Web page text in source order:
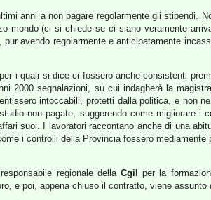
anni a non pagare regolarmente gli
mondo (ci si chiede se ci siano veramente
avendo regolarmente e anticipatamente
i quali si dice ci fossero anche consistenti
2000 segnalazioni, su cui indagherà la
intoccabili, protetti dalla politica, e non
non pagate, suggerendo come migliorare
suoi. I lavoratori raccontano anche di una
i controlli della Provincia fossero
regionale della Cgil
per la
e poi, appena chiuso il contratto, viene